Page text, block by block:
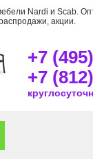
Nardi и Scab.
акции.
+7
+7